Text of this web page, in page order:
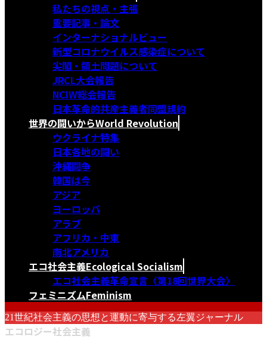
私たちの視点・主張
重要記事・論文
インターナショナルビュー
新型コロナウイルス感染症について
尖閣・領土問題について
JRCL大会報告
NCIW総会報告
日本革命的共産主義者同盟規約
世界の闘いからWorld Revolution
ウクライナ特集
日本各地の闘い
沖縄闘争
韓国は今
アジア
ヨーロッパ
アラブ
アフリカ・中東
南北アメリカ
エコ社会主義Ecological Socialism
エコ社会主義革命宣言〈第18回世界大会〉
フェミニズムFeminism
21世紀社会主義の思想と運動に寄与する左翼ジャーナル
エコロジー社会主義